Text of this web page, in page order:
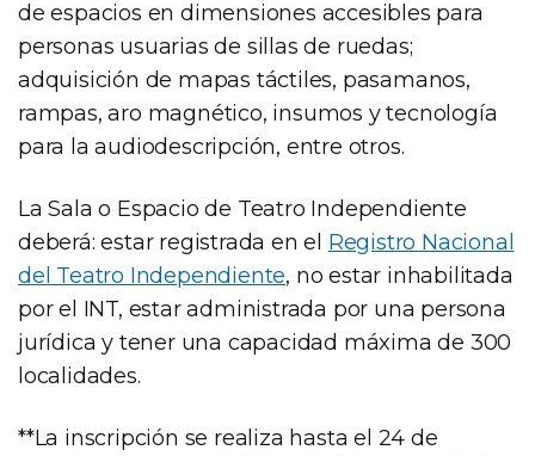
de espacios en dimensiones accesibles para
personas usuarias de sillas de ruedas;
adquisición de mapas táctiles, pasamanos,
rampas, aro magnético, insumos y tecnología
para la audiodescripción, entre otros.
La Sala o Espacio de Teatro Independiente
deberá: estar registrada en el Registro Nacional
del Teatro Independiente, no estar inhabilitada
por el INT, estar administrada por una persona
jurídica y tener una capacidad máxima de 300
localidades.
**La inscripción se realiza hasta el 24 de